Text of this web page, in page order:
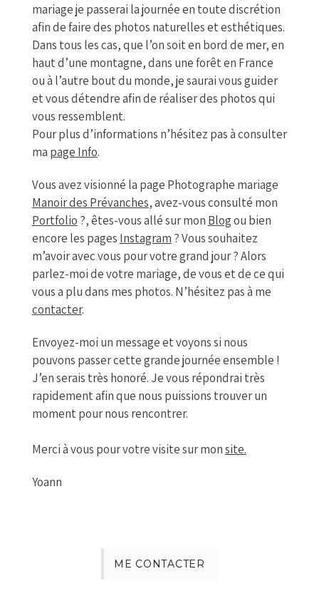
mariage je passerai la journée en toute discrétion
afin de faire des photos naturelles et esthétiques.
Dans tous les cas, que l’on soit en bord de mer, en
haut d’une montagne, dans une forêt en France
ou à l’autre bout du monde, je saurai vous guider
et vous détendre afin de réaliser des photos qui
vous ressemblent.
Pour plus d’informations n’hésitez pas à consulter
ma page Info.
Vous avez visionné la page Photographe mariage
Manoir des Prévanches, avez-vous consulté mon
Portfolio ?, êtes-vous allé sur mon Blogou bien
encore les pages Instagram ? Vous souhaitez
m’avoir avec vous pour votre grand jour ? Alors
parlez-moi de votre mariage, de vous et de ce qui
vous a plu dans mes photos. N’hésitez pas à me
contacter.
Envoyez-moi un message et voyons si nous
pouvons passer cette grande journée ensemble !
J’en serais très honoré. Je vous répondrai très
rapidement afin que nous puissions trouver un
moment pour nous rencontrer.
Merci à vous pour votre visite sur monsite.
Yoann
ME CONTACTER